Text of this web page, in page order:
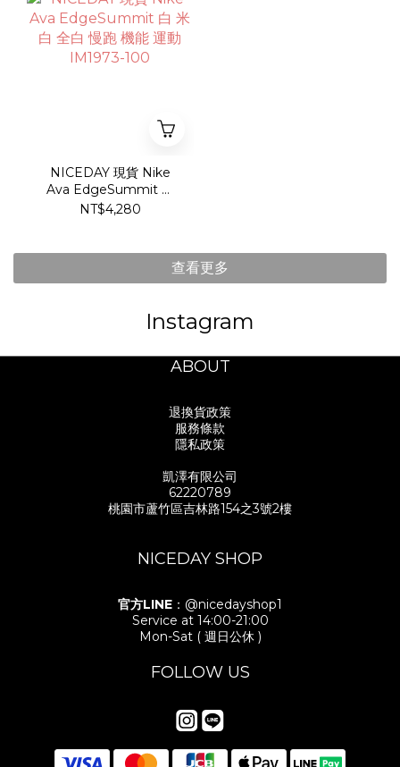
NICEDAY 現貨 Nike
Ava EdgeSummit 白
米白 全白 慢跑 機能 運動
NT$4,280
查看更多
Instagram
ABOUT
退換貨政策
服務條款
隱私政策
凱澤有限公司
62220789
桃園市蘆竹區吉林路154之3號2樓
NICEDAY SHOP
官方LINE ：@nicedayshop1
Service at 14:00-21:00
Mon-Sat ( 週日公休 )
FOLLOW US